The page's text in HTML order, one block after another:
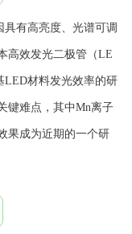
具有高亮度、光谱可调
高效发光二极管（LE
LED材料发光效率的研
键难点，其中Mn离子
果成为近期的一个研